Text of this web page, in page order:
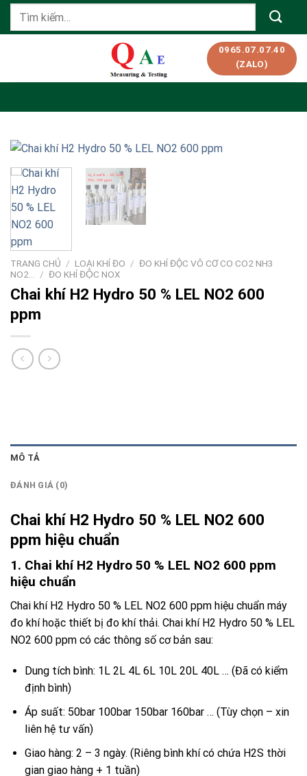
SkipTìm
0965.07.07.40
(ZALO)
TRANG CHỦ / LOẠI KHÍ ĐO / ĐO KHÍ ĐỘC VÔ CƠ CO CO2 NH3
NO2… / ĐO KHÍ ĐỘC NOX
Chai khí H2 Hydro 50 % LEL NO2 600
ppm
MÔ TẢ
ĐÁNH GIÁ (0)
Chai khí H2 Hydro 50 % LEL NO2 600
ppm hiệu chuẩn
1. Chai khí H2 Hydro 50 % LEL NO2 600 ppm
hiệu chuẩn
Chai khí H2 Hydro 50 % LEL NO2 600 ppm hiệu chuẩn máy
đo khí hoặc thiết bị đo khí thải. Chai khí H2 Hydro 50 % LEL
NO2 600 ppm có các thông số cơ bản sau:
Dung tích bình: 1L 2L 4L 6L 10L 20L 40L … (Đã có kiểm
định bình)
Áp suất: 50bar 100bar 150bar 160bar … (Tùy chọn – xin
liên hệ tư vấn)
Giao hàng: 2 – 3 ngày. (Riêng bình khí có chứa H2S thời
gian giao hàng + 1 tuần)